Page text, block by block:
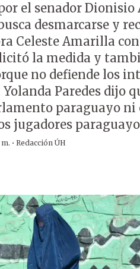
el senador
desmarcarse y
Celeste Amarilla
la medida y
no defiende los
Paredes dijo
paraguayo ni
jugadores
· Redacción ÚH